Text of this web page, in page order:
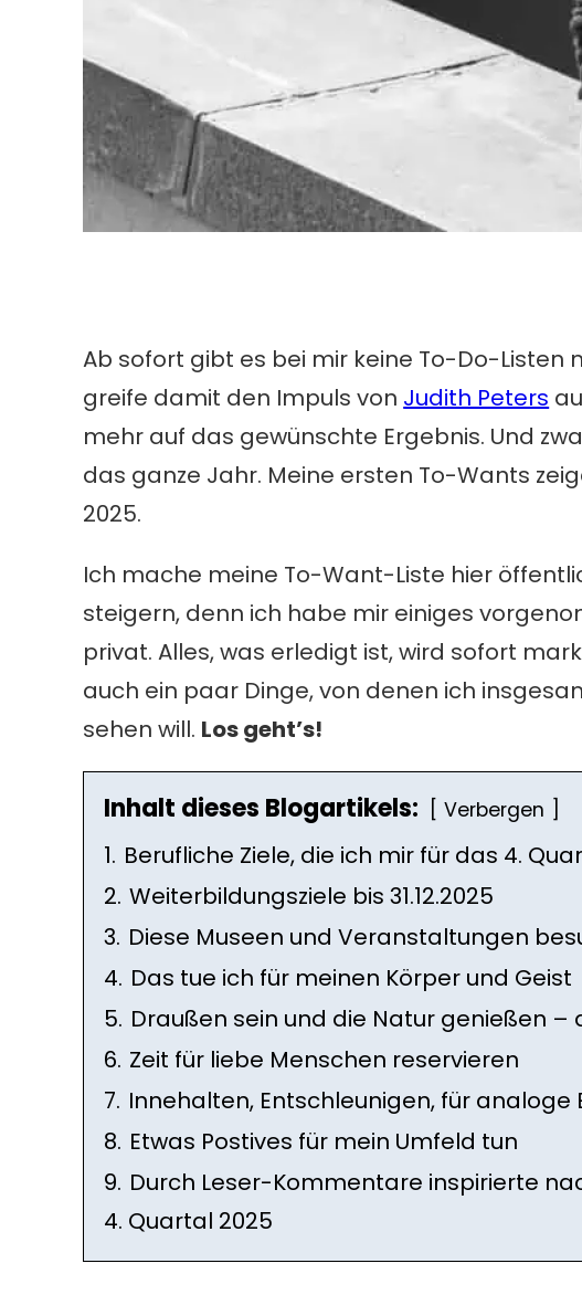
Ab sofort gibt es bei mir keine To-Do-Listen
greife damit den Impuls von Judith Peters
mehr auf das gewünschte Ergebnis. Und
das ganze Jahr. Meine ersten To-Wants
2025.
Ich mache meine To-Want-Liste hier
steigern, denn ich habe mir einiges
privat. Alles, was erledigt ist, wird sofort
auch ein paar Dinge, von denen ich
sehen will. Los geht’s!
Inhalt dieses Blogartikels: Verbergen
1. Berufliche Ziele, die ich mir für das 4.
2. Weiterbildungsziele bis 31.12.2025
3. Diese Museen und Veranstaltungen
4. Das tue ich für meinen Körper und Geist
5. Draußen sein und die Natur genießen –
6. Zeit für liebe Menschen reservieren
7. Innehalten, Entschleunigen, für analoge
8. Etwas Postives für mein Umfeld tun
9. Durch Leser-Kommentare inspirierte
4. Quartal 2025